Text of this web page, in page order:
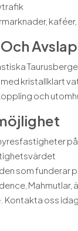
kristallklart
och
som funderar
oss